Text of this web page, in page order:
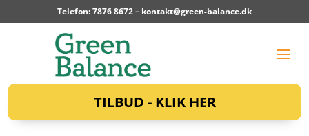
Telefon: 7876 8672 – kontakt@green-balance.dk
TILBUD - KLIK HER